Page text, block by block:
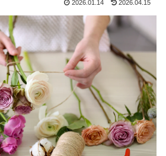
2026.01.14 2026.04.15